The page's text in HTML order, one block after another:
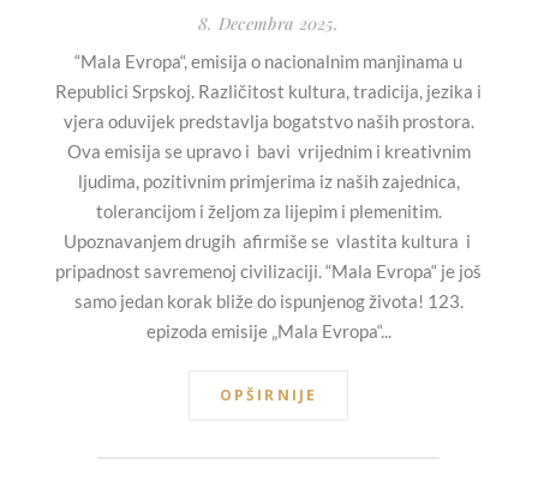
8. Decembra 2025.
“Mala Evropa“, emisija o nacionalnim manjinama u
Republici Srpskoj. Različitost kultura, tradicija, jezika i
vjera oduvijek predstavlja bogatstvo naših prostora.
Ova emisija se upravo i bavi vrijednim i kreativnim
ljudima, pozitivnim primjerima iz naših zajednica,
tolerancijom i željom za lijepim i plemenitim.
Upoznavanjem drugih afirmiše se vlastita kultura i
pripadnost savremenoj civilizaciji. “Mala Evropa“ je još
samo jedan korak bliže do ispunjenog života! 123.
epizoda emisije „Mala Evropa“...
OPŠIRNIJE